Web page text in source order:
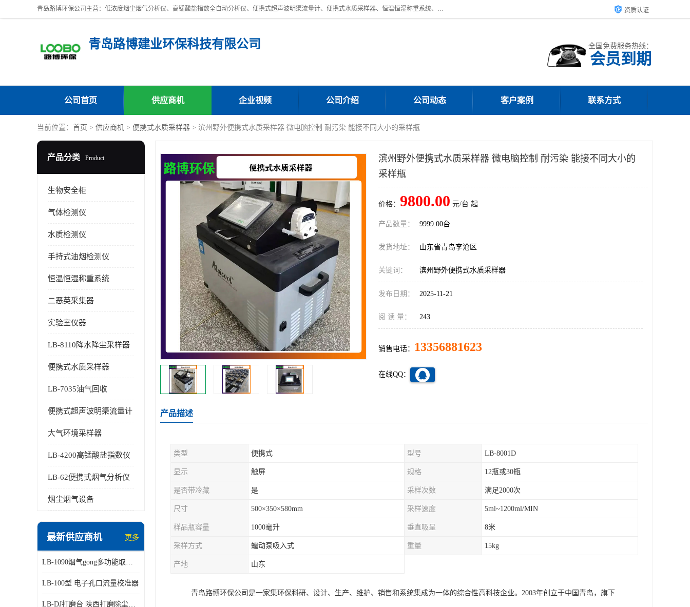
青岛路博环保公司主营：低浓度烟尘烟气分析仪、高锰酸盐指数全自动分析仪、便携式超声波明渠流量计、便携式水质采样器、恒温恒湿称重系统、手持式油烟检测仪等;是一家集环保科研、设计、生产、维护、销售和系统集成为一体的综合性高科技企业。路博人秉承"科学技术是第一生产力的重要理念，倡导环境友好型的生产、生活和消费方式。 资质认证
青岛路博建业环保科技有限公司 全国免费服务热线：
会员到期
公司首页 供应商机 企业视频 公司介绍 公司动态 客户案例 联系方式
当前位置： 首页 > 供应商机 > 便携式水质采样器 > 滨州野外便携式水质采样器 微电脑控制 耐污染 能接不同大小的采样瓶
产品分类 Product
生物安全柜
气体检测仪
水质检测仪
手持式油烟检测仪
恒温恒湿称重系统
二恶英采集器
实验室仪器
LB-8110降水降尘采样器
便携式水质采样器
LB-7035油气回收
便携式超声波明渠流量计
大气环境采样器
LB-4200高锰酸盐指数仪
LB-62便携式烟气分析仪
烟尘烟气设备
最新供应商机 更多
LB-1090烟气gong多功能取样管
LB-100型 电子孔口流量校准器
LB-DJ打磨台 陕西打磨除尘平台
滨州野外便携式水质采样器 微电脑控制 耐污染 能接不同大小的
采样瓶
价格： 9800.00 元/台 起
产品数量： 9999.00台
发货地址： 山东省青岛李沧区
关键词： 滨州野外便携式水质采样器
发布日期： 2025-11-21
阅 读 量： 243
销售电话： 13356881623
在线QQ：
产品描述
类型 便携式 型号 LB-8001D
显示 触屏 规格 12瓶或30瓶
是否带冷藏 是 采样次数 满足2000次
尺寸 500×350×580mm 采样速度 5ml~1200ml/MIN
样品瓶容量 1000毫升 垂直吸呈 8米
采样方式 蠕动泵吸入式 重量 15kg
产地 山东
青岛路博环保公司是一家集环保科研、设计、生产、维护、销售和系统集成为一体的综合性高科技企业。2003年创立于中国青岛，旗下